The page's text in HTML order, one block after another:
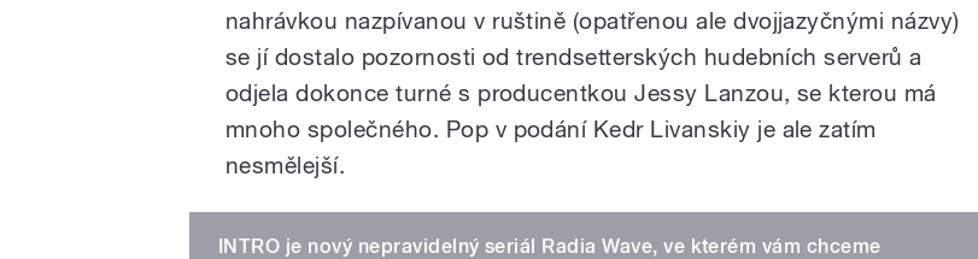
nahrávkou nazpívanou v ruštině (opatřenou ale dvojjazyčnými názvy)
se jí dostalo pozornosti od trendsetterských hudebních serverů a
odjela dokonce turné s producentkou Jessy Lanzou, se kterou má
mnoho společného. Pop v podání Kedr Livanskiy je ale zatím
nesmělejší.
INTRO je nový nepravidelný seriál Radia Wave, ve kterém vám chceme